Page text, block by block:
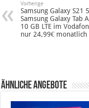
Vorherige
Samsung Galaxy S21
Samsung Galaxy Tab
10 GB LTE im
nur 24,99€ monatlich
Ähnliche Angebote